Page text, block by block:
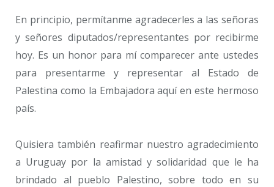
En principio, permítanme agradecerles a las señoras
y señores diputados/representantes por recibirme
hoy. Es un honor para mí comparecer ante ustedes
para presentarme y representar al Estado de
Palestina como la Embajadora aquí en este hermoso
país.
Quisiera también reafirmar nuestro agradecimiento
a Uruguay por la amistad y solidaridad que le ha
brindado al pueblo Palestino, sobre todo en su